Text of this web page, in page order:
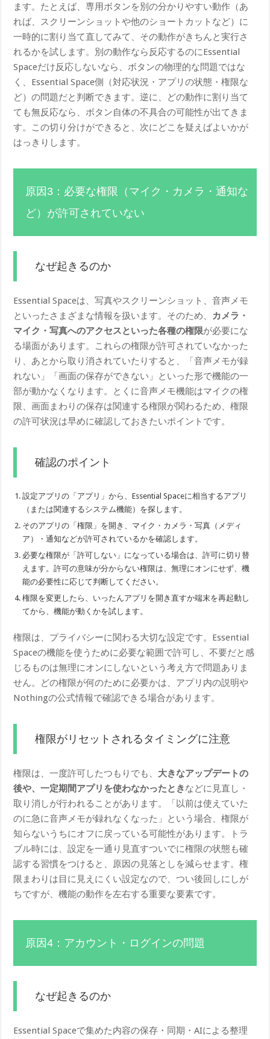
ます。たとえば、専用ボタンを別の分かりやすい動作（あ
れば、スクリーンショットや他のショートカットなど）に
一時的に割り当て直してみて、その動作がきちんと実行さ
れるかを試します。別の動作なら反応するのにEssential
Spaceだけ反応しないなら、ボタンの物理的な問題ではな
く、Essential Space側（対応状況・アプリの状態・権限な
ど）の問題だと判断できます。逆に、どの動作に割り当て
ても無反応なら、ボタン自体の不具合の可能性が出てきま
す。この切り分けができると、次にどこを疑えばよいかが
はっきりします。
原因3：必要な権限（マイク・カメラ・通知な
ど）が許可されていない
なぜ起きるのか
Essential Spaceは、写真やスクリーンショット、音声メモ
といったさまざまな情報を扱います。そのため、 カメラ・
マイク・写真へのアクセスといった各種の権限が必要にな
る場面があります。これらの権限が許可されていなかった
り、あとから取り消されていたりすると、「音声メモが録
れない」「画面の保存ができない」といった形で機能の一
部が動かなくなります。とくに音声メモ機能はマイクの権
限、画面まわりの保存は関連する権限が関わるため、権限
の許可状況は早めに確認しておきたいポイントです。
確認のポイント
設定アプリの「アプリ」から、Essential Spaceに相当するアプリ
（または関連するシステム機能）を探します。
そのアプリの「権限」を開き、マイク・カメラ・写真（メディ
ア）・通知などが許可されているかを確認します。
必要な権限が「許可しない」になっている場合は、許可に切り替
えます。許可の意味が分からない権限は、無理にオンにせず、機
能の必要性に応じて判断してください。
権限を変更したら、いったんアプリを開き直すか端末を再起動し
てから、機能が動くかを試します。
権限は、プライバシーに関わる大切な設定です。Essential
Spaceの機能を使うために必要な範囲で許可し、不要だと感
じるものは無理にオンにしないという考え方で問題ありま
せん。どの権限が何のために必要かは、アプリ内の説明や
Nothingの公式情報で確認できる場合があります。
権限がリセットされるタイミングに注意
権限は、一度許可したつもりでも、 大きなアップデートの
後や、一定期間アプリを使わなかったときなどに見直し・
取り消しが行われることがあります。「以前は使えていた
のに急に音声メモが録れなくなった」という場合、権限が
知らないうちにオフに戻っている可能性があります。トラ
ブル時には、設定を一通り見直すついでに権限の状態も確
認する習慣をつけると、原因の見落としを減らせます。権
限まわりは目に見えにくい設定なので、つい後回しにしが
ちですが、機能の動作を左右する重要な要素です。
原因4：アカウント・ログインの問題
なぜ起きるのか
Essential Spaceで集めた内容の保存・同期・AIによる整理